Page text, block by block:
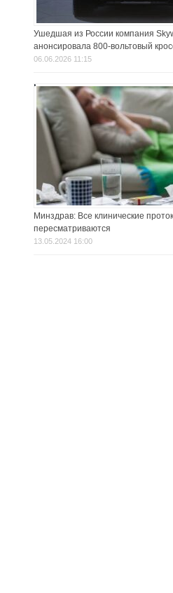
Ушедшая из России компания
анонсировала 800-вольтовый
06.06.2026 11:15
Минздрав: Все клинические
пересматриваются
13.05.2024 16:00